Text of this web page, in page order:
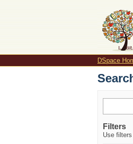
Search
DSpace
Filters
Use